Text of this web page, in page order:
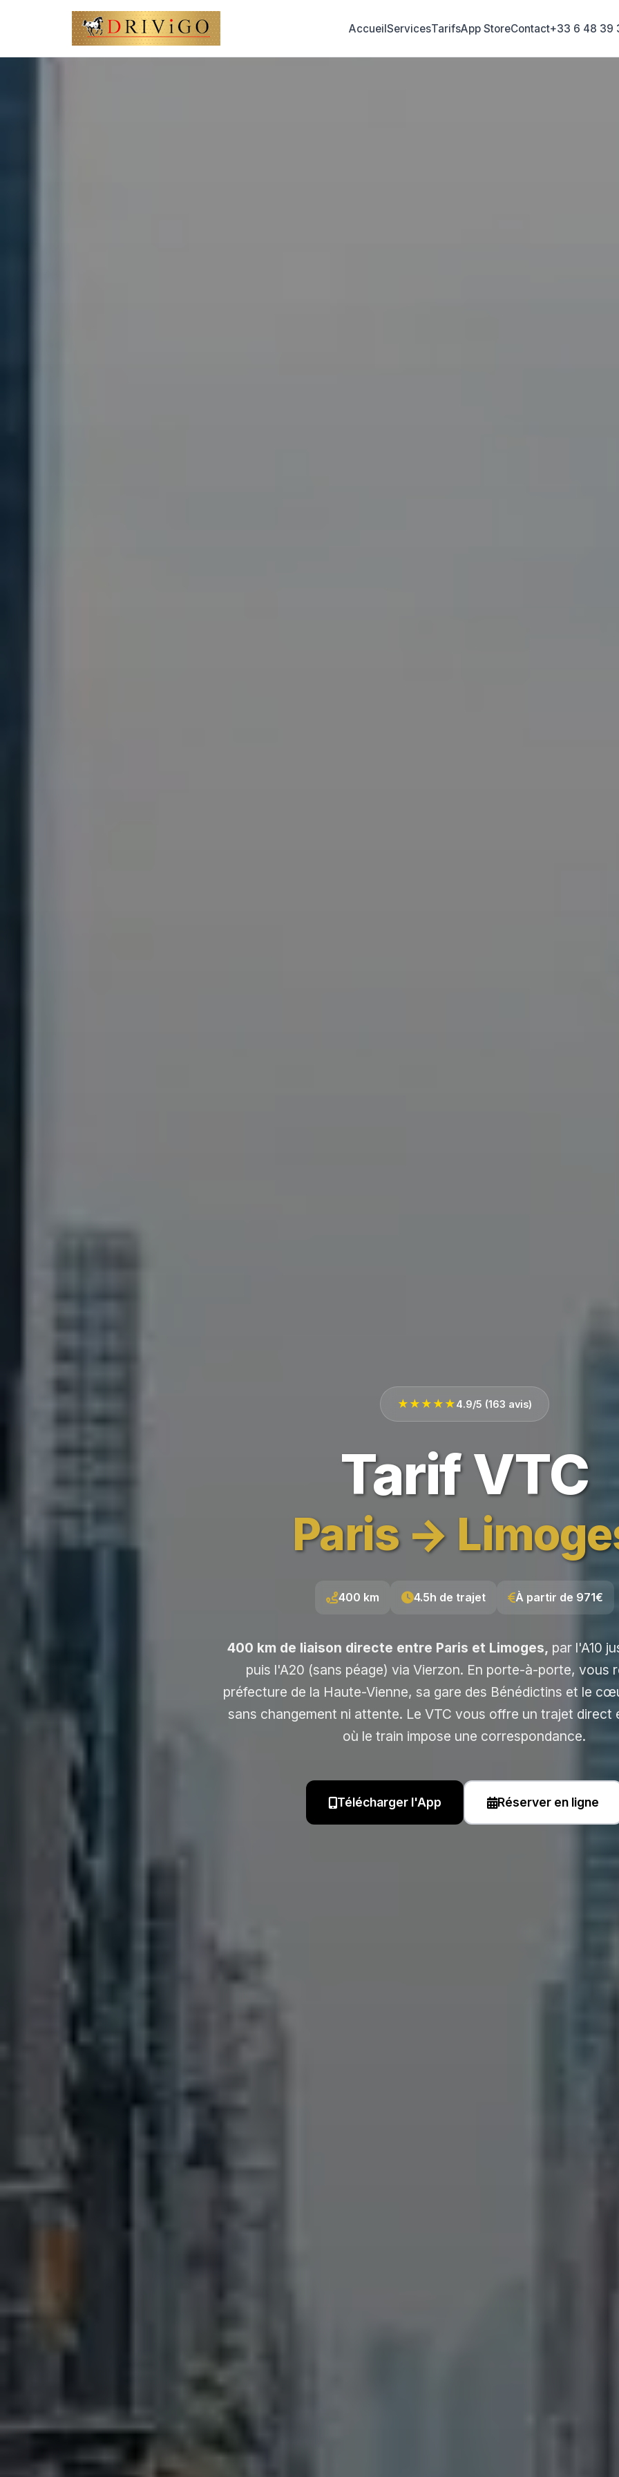
AccueilServicesTarifsApp StoreContact+33 6 48 39
★★★★★4.9/5 (163 avis)
Tarif VTC
Paris →
400 km 4.5h de trajet À partir de 971€
400 km de liaison directe entre Paris et Limoges, par l'A10
puis l'A20 (sans péage) via Vierzon. En porte-à-porte, vous
préfecture de la Haute-Vienne, sa gare des Bénédictins et le
sans changement ni attente. Le VTC vous offre un trajet direct
où le train impose une correspondance.
Télécharger l'App Réserver en ligne